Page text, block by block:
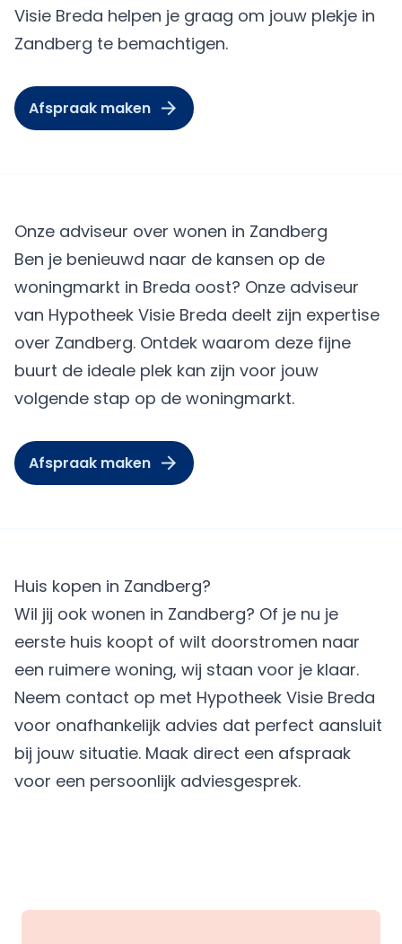
Visie Breda helpen je graag om jouw plekje in
Zandberg te bemachtigen.
Afspraak maken
Onze adviseur over wonen in Zandberg
Ben je benieuwd naar de kansen op de
woningmarkt in Breda oost? Onze adviseur
van Hypotheek Visie Breda deelt zijn expertise
over Zandberg. Ontdek waarom deze fijne
buurt de ideale plek kan zijn voor jouw
volgende stap op de woningmarkt.
Afspraak maken
Huis kopen in Zandberg?
Wil jij ook wonen in Zandberg? Of je nu je
eerste huis koopt of wilt doorstromen naar
een ruimere woning, wij staan voor je klaar.
Neem contact op met Hypotheek Visie Breda
voor onafhankelijk advies dat perfect aansluit
bij jouw situatie. Maak direct een afspraak
voor een persoonlijk adviesgesprek.